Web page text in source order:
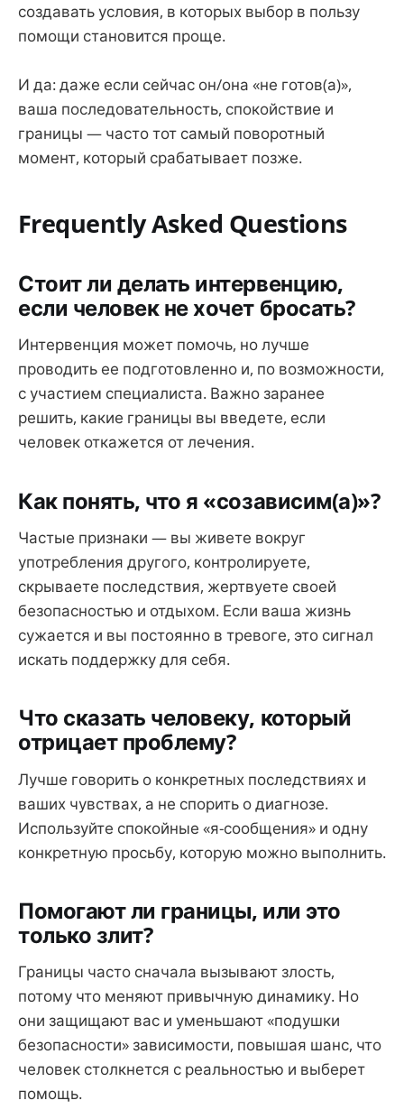
создавать условия, в которых выбор в пользу
помощи становится проще.
И да: даже если сейчас он/она «не готов(а)»,
ваша последовательность, спокойствие и
границы — часто тот самый поворотный
момент, который срабатывает позже.
Frequently Asked Questions
Стоит ли делать интервенцию,
если человек не хочет бросать?
Интервенция может помочь, но лучше
проводить ее подготовленно и, по возможности,
с участием специалиста. Важно заранее
решить, какие границы вы введете, если
человек откажется от лечения.
Как понять, что я «созависим(а)»?
Частые признаки — вы живете вокруг
употребления другого, контролируете,
скрываете последствия, жертвуете своей
безопасностью и отдыхом. Если ваша жизнь
сужается и вы постоянно в тревоге, это сигнал
искать поддержку для себя.
Что сказать человеку, который
отрицает проблему?
Лучше говорить о конкретных последствиях и
ваших чувствах, а не спорить о диагнозе.
Используйте спокойные «я-сообщения» и одну
конкретную просьбу, которую можно выполнить.
Помогают ли границы, или это
только злит?
Границы часто сначала вызывают злость,
потому что меняют привычную динамику. Но
они защищают вас и уменьшают «подушки
безопасности» зависимости, повышая шанс, что
человек столкнется с реальностью и выберет
помощь.